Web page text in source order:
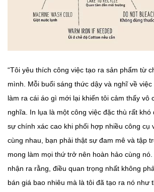
“Tôi yêu thích công việc tạo ra sản phẩm từ
mình. Mỗi buổi sáng thức dậy và nghĩ về
làm ra cái áo gì mới lại khiến tôi cảm thấy vô
nghĩa. In lụa là một công việc đặc thù rất
sự chính xác cao khi phối hợp nhiều công cụ
cùng nhau, bạn phải thật sự đam mê và tập
mong làm mọi thứ trở nên hoàn hảo cùng
nhận ra rằng, điều quan trọng nhất không
bán giá bao nhiêu mà là tôi đã tạo ra nó như